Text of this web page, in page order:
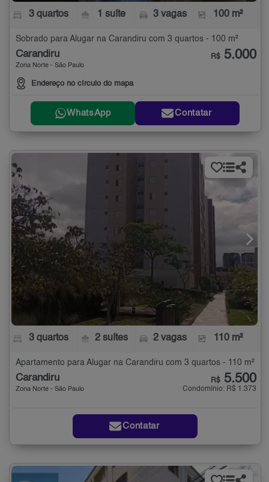
3 quartos 1 suíte 3 vagas 100 m²
Sobrado para Alugar na Carandiru com 3 quartos - 100 m²
Carandiru
Zona Norte - São Paulo
Endereço no círculo do mapa
R$ 5.000
WhatsApp Contatar
3 quartos 2 suítes 2 vagas 110 m²
Apartamento para Alugar na Carandiru com 3 quartos - 110 m²
Carandiru
Zona Norte - São Paulo
R$ 5.500
Condomínio: R$ 1.373
Contatar